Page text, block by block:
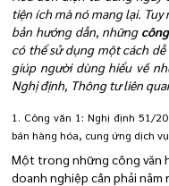
tiện ích mà nó mang lại.
bản hướng dẫn, những
có thể sử dụng một cách dễ
giúp người dùng hiểu về
Nghị định, Thông tư liên
1. Công văn 1: Nghị định 51/
bán hàng hóa, cung ứng dịch vụ
Một trong những công văn
doanh nghiệp cần phải nắm